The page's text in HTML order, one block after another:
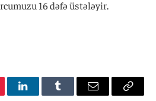
16 dəfə üstələyir.
LinkedInTumblr Email
Copy